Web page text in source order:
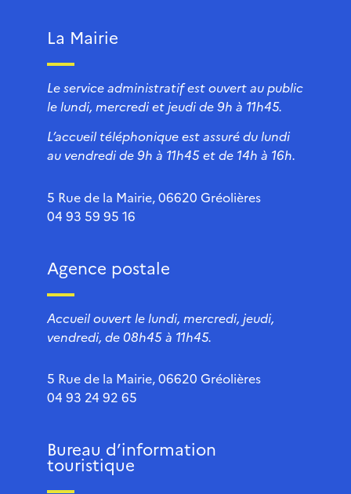
La Mairie
Le service administratif est ouvert au public
le lundi, mercredi et jeudi de 9h à 11h45.
L’accueil téléphonique est assuré du lundi
au vendredi de 9h à 11h45 et de 14h à 16h.
5 Rue de la Mairie, 06620 Gréolières
04 93 59 95 16
Agence postale
Accueil ouvert le lundi, mercredi, jeudi,
vendredi, de 08h45 à 11h45.
5 Rue de la Mairie, 06620 Gréolières
04 93 24 92 65
Bureau d’information
touristique